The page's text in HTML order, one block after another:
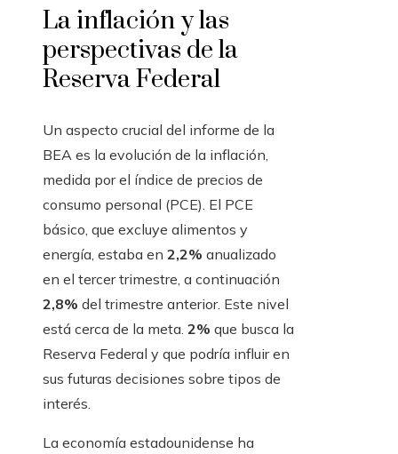
La inflación y las
perspectivas de la
Reserva Federal
Un aspecto crucial del informe de la
BEA es la evolución de la inflación,
medida por el índice de precios de
consumo personal (PCE). El PCE
básico, que excluye alimentos y
energía, estaba en 2,2% anualizado
en el tercer trimestre, a continuación
2,8% del trimestre anterior. Este nivel
está cerca de la meta. 2% que busca la
Reserva Federal y que podría influir en
sus futuras decisiones sobre tipos de
interés.
La economía estadounidense ha